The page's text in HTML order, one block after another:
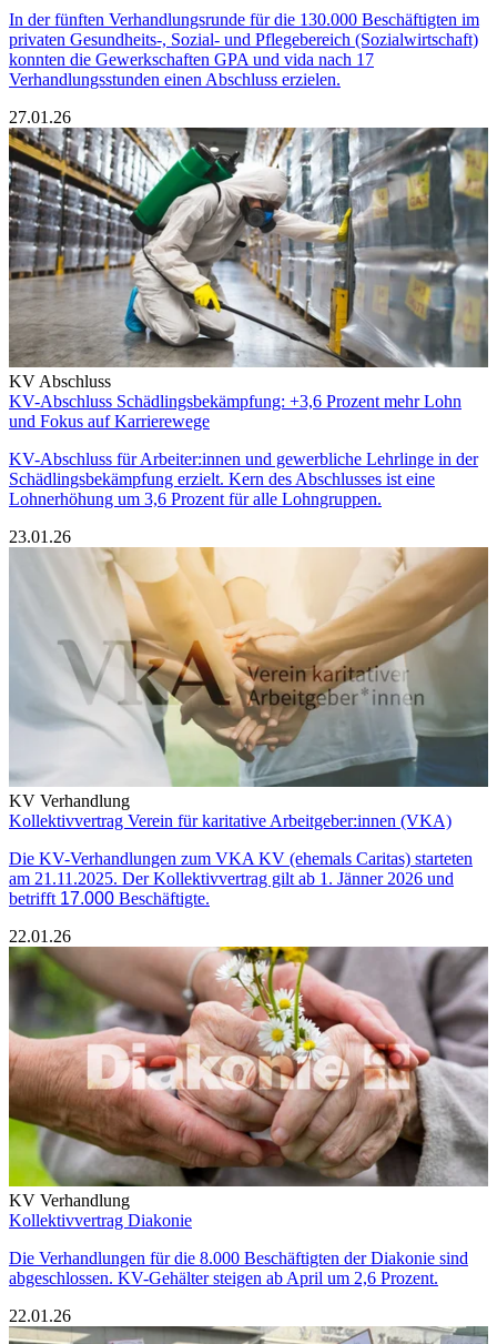
In der fünften Verhandlungsrunde für die 130.000 Beschäftigten im
privaten Gesundheits-, Sozial- und Pflegebereich (Sozialwirtschaft)
konnten die Gewerkschaften GPA und vida nach 17
Verhandlungsstunden einen Abschluss erzielen.
27.01.26
KV Abschluss
KV-Abschluss Schädlingsbekämpfung: +3,6 Prozent mehr Lohn
und Fokus auf Karrierewege
KV-Abschluss für Arbeiter:innen und gewerbliche Lehrlinge in der
Schädlingsbekämpfung erzielt. Kern des Abschlusses ist eine
Lohnerhöhung um 3,6 Prozent für alle Lohngruppen.
23.01.26
KV Verhandlung
Kollektivvertrag Verein für karitative Arbeitgeber:innen (VKA)
Die KV-Verhandlungen zum VKA KV (ehemals Caritas) starteten
am 21.11.2025. Der Kollektivvertrag gilt ab 1. Jänner 2026 und
betrifft 17.000 Beschäftigte.
22.01.26
KV Verhandlung
Kollektivvertrag Diakonie
Die Verhandlungen für die 8.000 Beschäftigten der Diakonie sind
abgeschlossen. KV-Gehälter steigen ab April um 2,6 Prozent.
22.01.26